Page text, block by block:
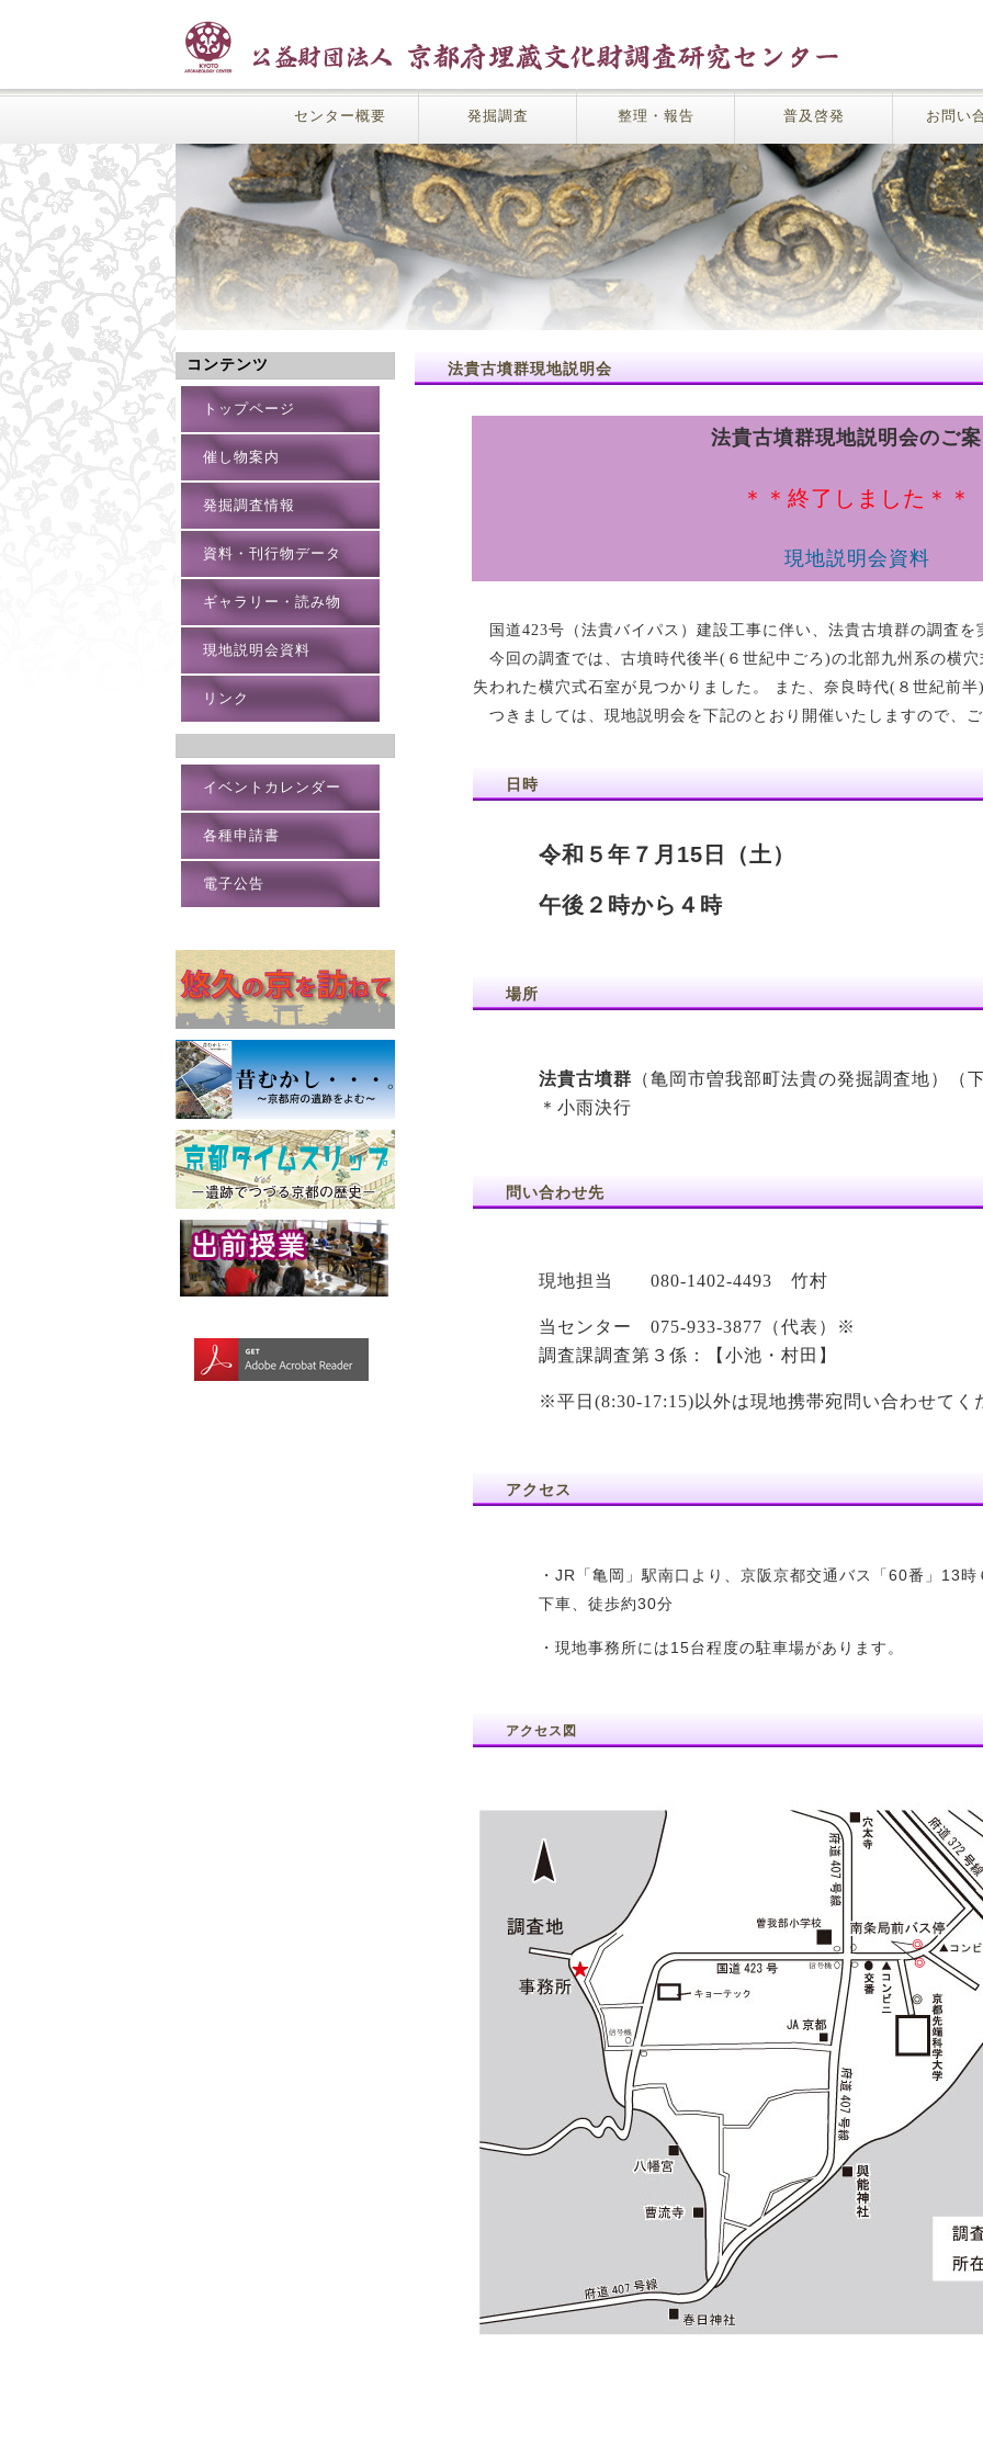
センター概要 発掘調査 整理・報告 普及啓発 お問い
法貴古墳群現地説明会
法貴古墳群現地説明会のご
＊＊終了しました＊＊
現地説明会資料
国道423号（法貴バイパス）建設工事に伴い、法貴古墳群の調査を
今回の調査では、古墳時代後半(６世紀中ごろ)の北部九州系の横
失われた横穴式石室が見つかりました。 また、奈良時代(８世紀前半
つきましては、現地説明会を下記のとおり開催いたしますので、ご
日時
令和５年７月15日（土）
午後２時から４時
場所
法貴古墳群 （亀岡市曽我部町法貴の発掘調査地）（
＊小雨決行
問い合わせ先
現地担当 080-1402-4493 竹村
当センター 075-933-3877（代表）※
調査課調査第３係：【小池・村田】
※平日(8:30-17:15)以外は現地携帯宛問い合わせてく
アクセス
・JR「亀岡」駅南口より、京阪京都交通バス「60番」13
下車、徒歩約30分
・現地事務所には15台程度の駐車場があります。
アクセス図
コンテンツ
トップページ
催し物案内
発掘調査情報
資料・刊行物データ
ギャラリー・読み物
現地説明会資料
リンク
イベントカレンダー
各種申請書
電子公告